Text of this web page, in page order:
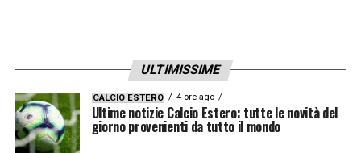
veloce. Quando si perde palla dobbiamo
essere disperati nel recuperare le posizioni.
Ci sono tante partite che dovremo affrontare
in questa maniera, perché vogliamo giocare
ULTIMISSIME
CALCIO ESTERO 4 ore ago
Ultime notizie Calcio Estero: tutte le novità del
giorno provenienti da tutto il mondo